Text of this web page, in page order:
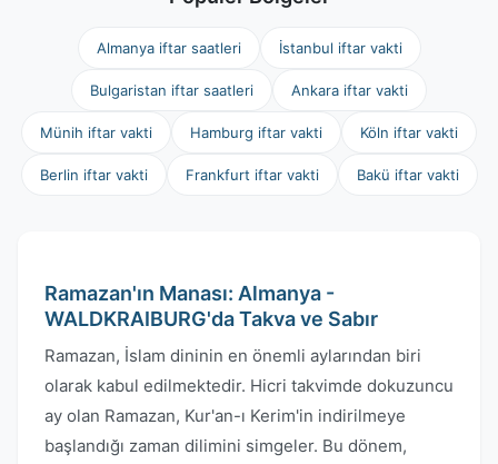
Almanya iftar saatleri İstanbul iftar vakti
Bulgaristan iftar saatleri Ankara iftar vakti
Münih iftar vakti Hamburg iftar vakti Köln iftar vakti
Berlin iftar vakti Frankfurt iftar vakti Bakü iftar vakti
Ramazan'ın Manası: Almanya -
WALDKRAIBURG'da Takva ve Sabır
Ramazan, İslam dininin en önemli aylarından biri
olarak kabul edilmektedir. Hicri takvimde dokuzuncu
ay olan Ramazan, Kur'an-ı Kerim'in indirilmeye
başlandığı zaman dilimini simgeler. Bu dönem,